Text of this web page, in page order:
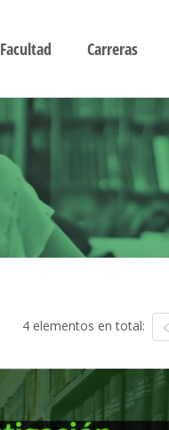
Facultad Carreras
4 elementos en total: